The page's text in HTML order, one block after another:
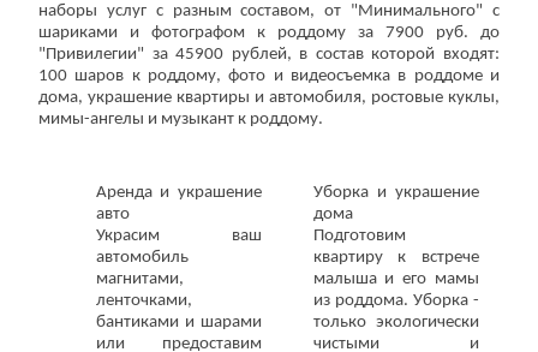
наборы услуг с разным составом, от "Минимального" с
шариками и фотографом к роддому за 7900 руб. до
"Привилегии" за 45900 рублей, в состав которой входят:
100 шаров к роддому, фото и видеосъемка в роддоме и
дома, украшение квартиры и автомобиля, ростовые куклы,
мимы-ангелы и музыкант к роддому.
Аренда и украшение
авто
Украсим ваш
автомобиль
магнитами,
ленточками,
бантиками и шарами
или предоставим
Уборка и украшение
дома
Подготовим
квартиру к встрече
малыша и его мамы
из роддома. Уборка -
только экологически
чистыми и